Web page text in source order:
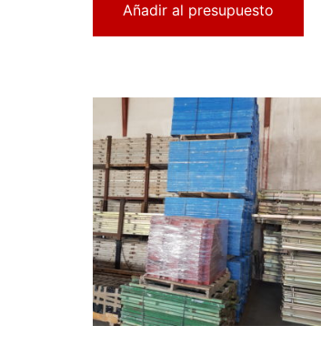
Añadir al presupuesto